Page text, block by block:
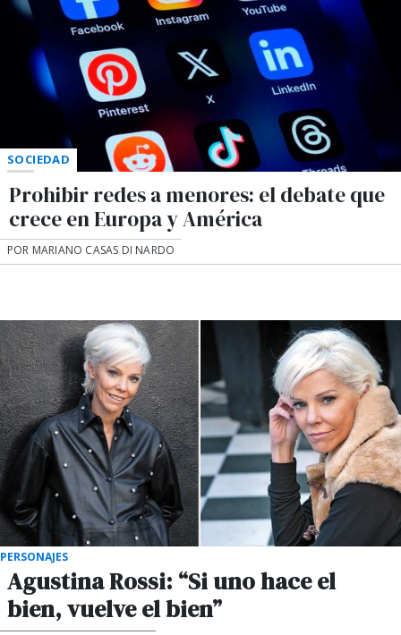
SOCIEDAD
Prohibir redes a menores: el debate que
crece en Europa y América
POR MARIANO CASAS DI NARDO
PERSONAJES
Agustina Rossi: “Si uno hace el
bien, vuelve el bien”